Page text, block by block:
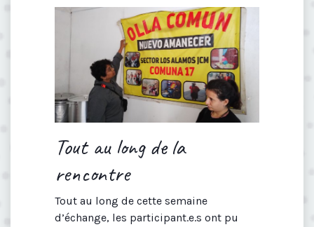
Tout au long de la
rencontre
Tout au long de cette semaine
d’échange, les participant.e.s ont pu